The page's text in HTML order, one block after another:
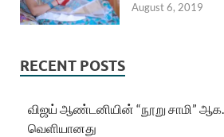
August 6, 2019
RECENT POSTS
விஜய் ஆண்டனியின் “நூறு சாமி” ஆக.
வெளியானது